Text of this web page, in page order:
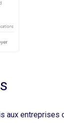
aux entreprises